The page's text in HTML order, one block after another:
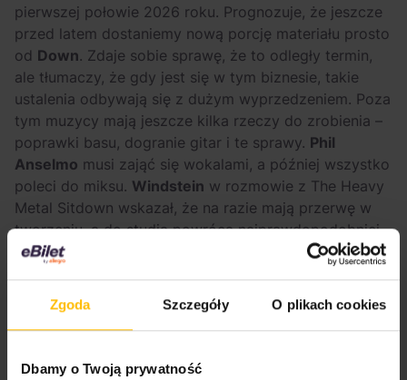
Zgoda Szczegóły O plikach cookies
Dbamy o Twoją prywatność
pierwszej połowie 2026 roku. Prognozuje, że jeszcze
przed latem dostaniemy nową porcję materiału prosto
od Down. Zdaje sobie sprawę, że to odległy termin,
ale tłumaczy, że gdy jest się w tym biznesie, takie
ustalenia odbywają się z dużym wyprzedzeniem. Poza
tym muzycy mają jeszcze kilka rzeczy do zrobienia –
poprawki basu, dogranie gitar i te sprawy. Phil
Anselmo musi zająć się wokalami, a później wszystko
poleci do miksu. Windstein w rozmowie z The Heavy
Metal Sitdown wskazał, że na razie mają przerwę w
tworzeniu, a do studia powrócą najprawdopodobniej
w listopadzie.
Przeczytaj też: